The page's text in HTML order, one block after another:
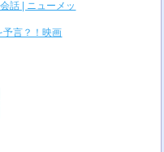
話 | ニューメッ
予言？！映画